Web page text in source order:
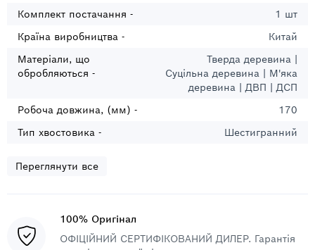
Комплект постачання -
1 шт
Країна виробництва -
Китай
Матеріали, що
обробляються -
Тверда деревина |
Суцільна деревина | М'яка
деревина | ДВП | ДСП
Робоча довжина, (мм) -
170
Тип хвостовика -
Шестигранний
Переглянути все
100% Оригінал
ОФІЦІЙНИЙ СЕРТИФІКОВАНИЙ ДИЛЕР. Гарантія